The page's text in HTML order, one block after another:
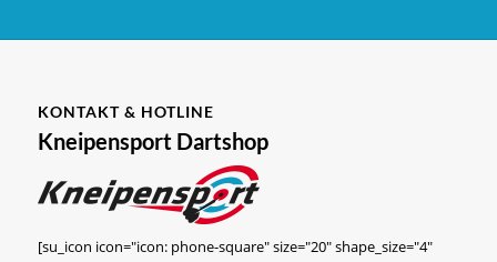
KONTAKT & HOTLINE
Kneipensport Dartshop
[su_icon icon="icon: phone-square" size="20" shape_size="4"